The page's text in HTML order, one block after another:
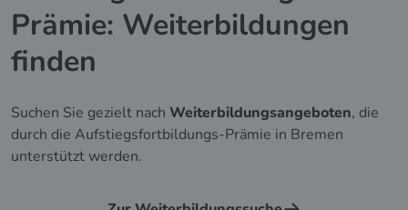
Prämie: Weiterbildungen
finden
Suchen Sie gezielt nach Weiterbildungsangeboten, die
durch die Aufstiegsfortbildungs-Prämie in Bremen
unterstützt werden.